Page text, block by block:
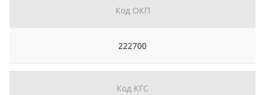
Код ОКП
222700
Код КГС